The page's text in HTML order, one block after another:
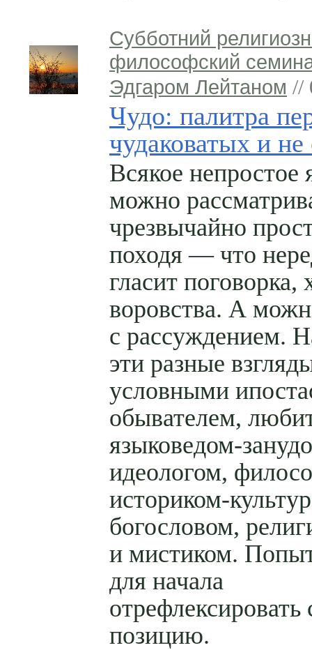
Субботний
философский
Эдгаром Лейтаном //
Чудо: палитра
чудаковатых и не
Всякое непростое
можно
чрезвычайно
походя — что
гласит поговорка,
воровства. А
с рассуждением.
эти разные
условными
обывателем,
языковедом-
идеологом,
историком-
богословом,
и мистиком.
для начала
позицию.